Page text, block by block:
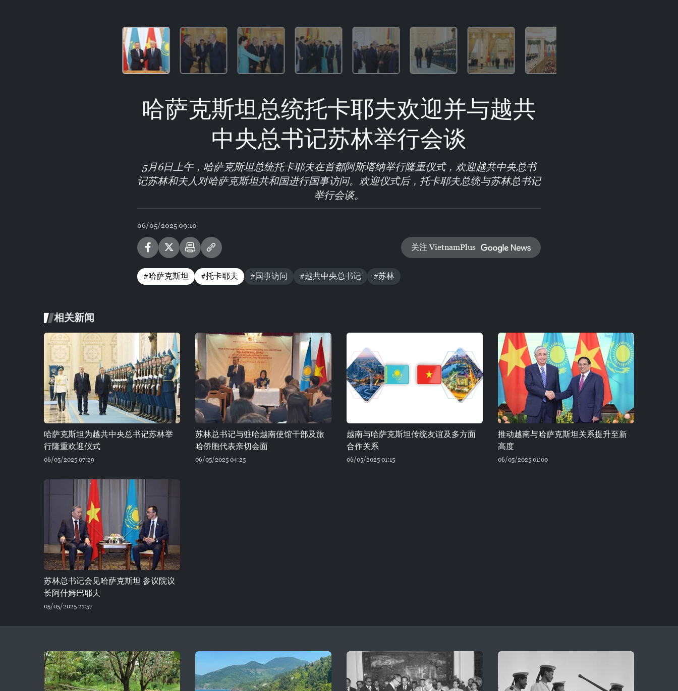
哈萨克斯坦总统托卡耶夫欢迎并与越共
中央总书记苏林举行会谈
5月6日上午，哈萨克斯坦总统托卡耶夫在首都阿斯塔纳举行隆重仪式，欢迎越共中央总书
记苏林和夫人对哈萨克斯坦共和国进行国事访问。欢迎仪式后，托卡耶夫总统与苏林总书记
举行会谈。
06/05/2025 09:10
关注 VietnamPlus
#哈萨克斯坦 #托卡耶夫 #国事访问 #越共中央总书记 #苏林
相关新闻
哈萨克斯坦为越共中央总书记苏林举
行隆重欢迎仪式
06/05/2025 07:29
苏林总书记与驻哈越南使馆干部及旅
哈侨胞代表亲切会面
06/05/2025 04:25
越南与哈萨克斯坦传统友谊及多方面
合作关系
06/05/2025 01:15
推动越南与哈萨克斯坦关系提升至新
高度
06/05/2025 01:00
苏林总书记会见哈萨克斯坦 参议院议
长阿什姆巴耶夫
05/05/2025 21:57